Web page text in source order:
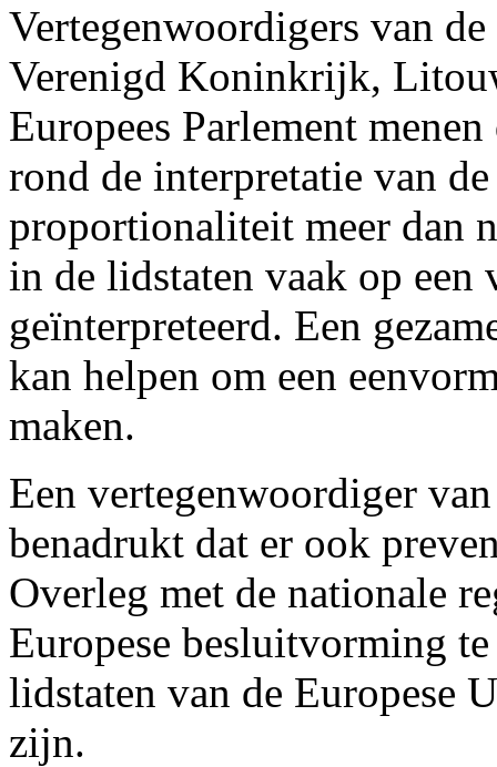
Vertegenwoordigers van
Verenigd Koninkrijk,
Europees Parlement
rond de interpretatie van
proportionaliteit meer dan
in de lidstaten vaak op een
geïnterpreteerd. Een
kan helpen om een
maken.
Een vertegenwoordiger
benadrukt dat er ook
Overleg met de nationale
Europese besluitvorming
lidstaten van de Europese
zijn.